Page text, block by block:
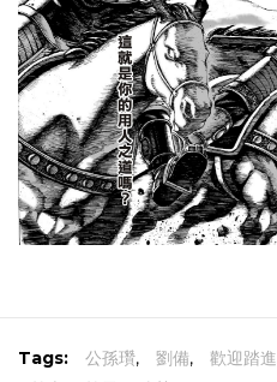
Tags: 公孫瓚, 劉備, 歡迎踏進